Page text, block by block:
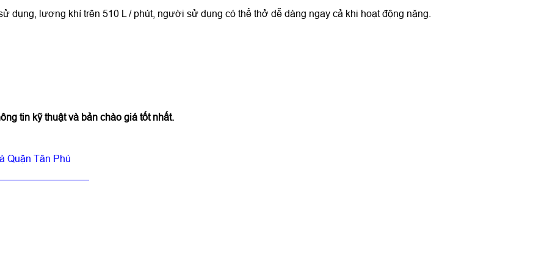
dụng, lượng khí trên 510 L / phút, người sử dụng có thể thở dễ dàng ngay cả khi hoạt động nặng.
tin kỹ thuật và bản chào giá tốt nhất.
Quận Tân Phú